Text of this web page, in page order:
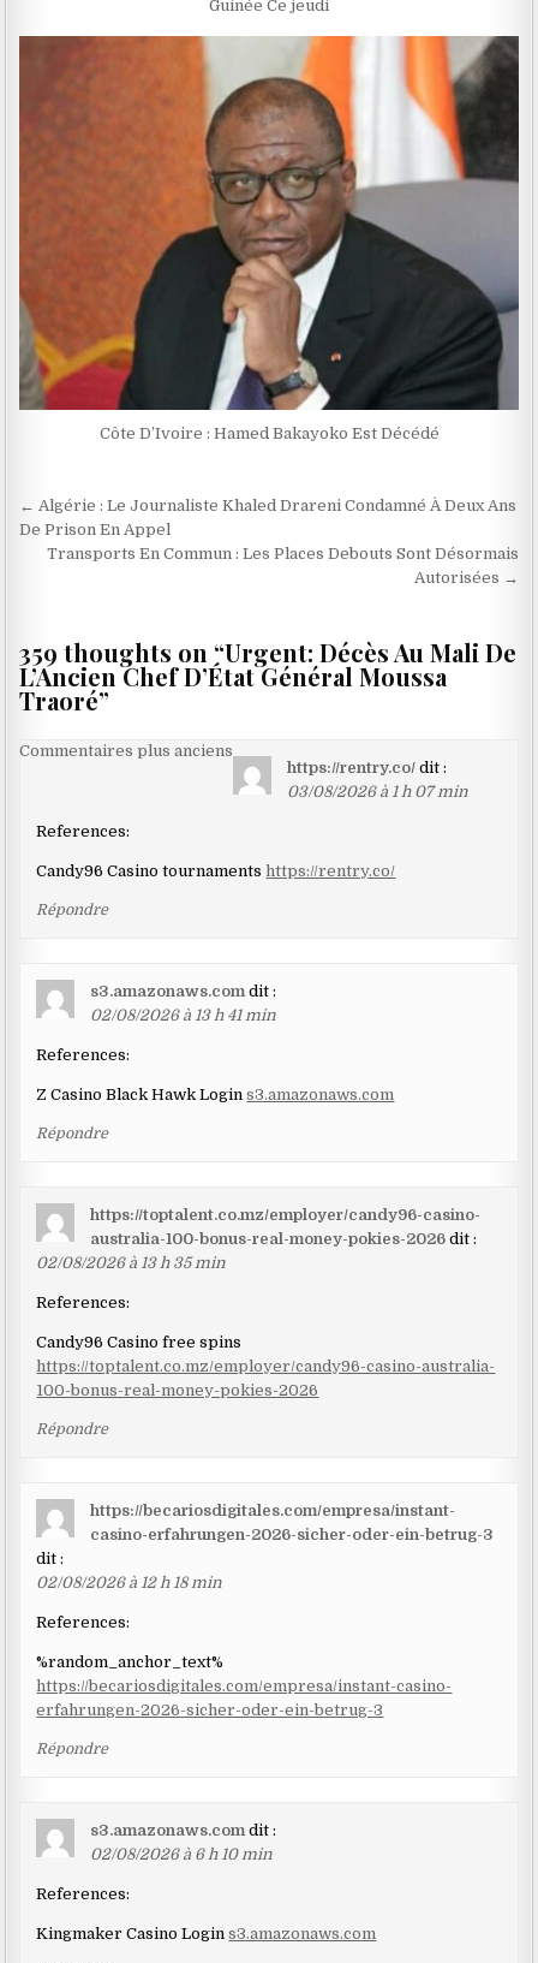
Guinée Ce jeudi
Côte D’Ivoire : Hamed Bakayoko Est Décédé
Navigation
de
l’article
← Algérie : Le Journaliste Khaled Drareni Condamné À Deux Ans
De Prison En Appel
Transports En Commun : Les Places Debouts Sont Désormais
Autorisées →
359 thoughts on “Urgent: Décès Au Mali De
L’Ancien Chef D’État Général Moussa
Traoré”
Navigation
les
commentaires
Commentaires plus anciens
https://rentry.co/ dit :
03/08/2026 à 1 h 07 min
References:
Candy96 Casino tournaments https://rentry.co/
Répondre
s3.amazonaws.com dit :
02/08/2026 à 13 h 41 min
References:
Z Casino Black Hawk Logins3.amazonaws.com
Répondre
https://toptalent.co.mz/employer/candy96-casino-
australia-100-bonus-real-money-pokies-2026 dit :
02/08/2026 à 13 h 35 min
References:
Candy96 Casino free spins
https://toptalent.co.mz/employer/candy96-casino-australia-
100-bonus-real-money-pokies-2026
Répondre
https://becariosdigitales.com/empresa/instant-
casino-erfahrungen-2026-sicher-oder-ein-betrug-3
dit :
02/08/2026 à 12 h 18 min
References:
%random_anchor_text%
https://becariosdigitales.com/empresa/instant-casino-
erfahrungen-2026-sicher-oder-ein-betrug-3
Répondre
s3.amazonaws.com dit :
02/08/2026 à 6 h 10 min
References:
Kingmaker Casino Logins3.amazonaws.com